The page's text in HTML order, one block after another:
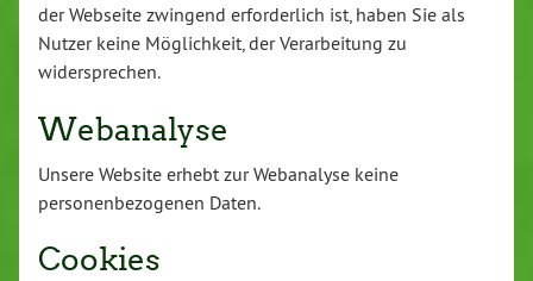
der Webseite zwingend erforderlich ist, haben Sie als
Nutzer keine Möglichkeit, der Verarbeitung zu
widersprechen.
Webanalyse
Unsere Website erhebt zur Webanalyse keine
personenbezogenen Daten.
Cookies